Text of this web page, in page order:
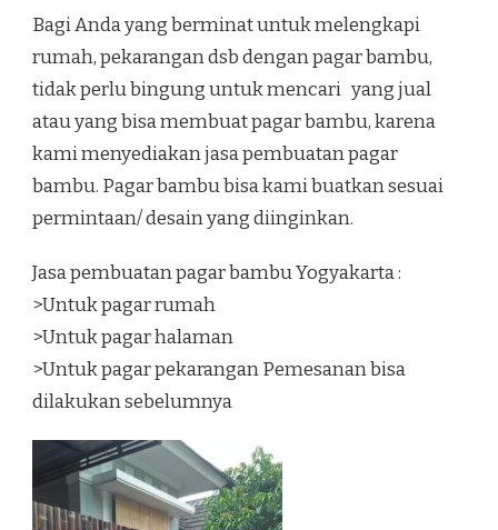
Bagi Anda yang berminat untuk melengkapi
rumah, pekarangan dsb dengan pagar bambu,
tidak perlu bingung untuk mencari yang jual
atau yang bisa membuat pagar bambu, karena
kami menyediakan jasa pembuatan pagar
bambu. Pagar bambu bisa kami buatkan sesuai
permintaan/ desain yang diinginkan.
Jasa pembuatan pagar bambu Yogyakarta :
>Untuk pagar rumah
>Untuk pagar halaman
>Untuk pagar pekarangan Pemesanan bisa
dilakukan sebelumnya